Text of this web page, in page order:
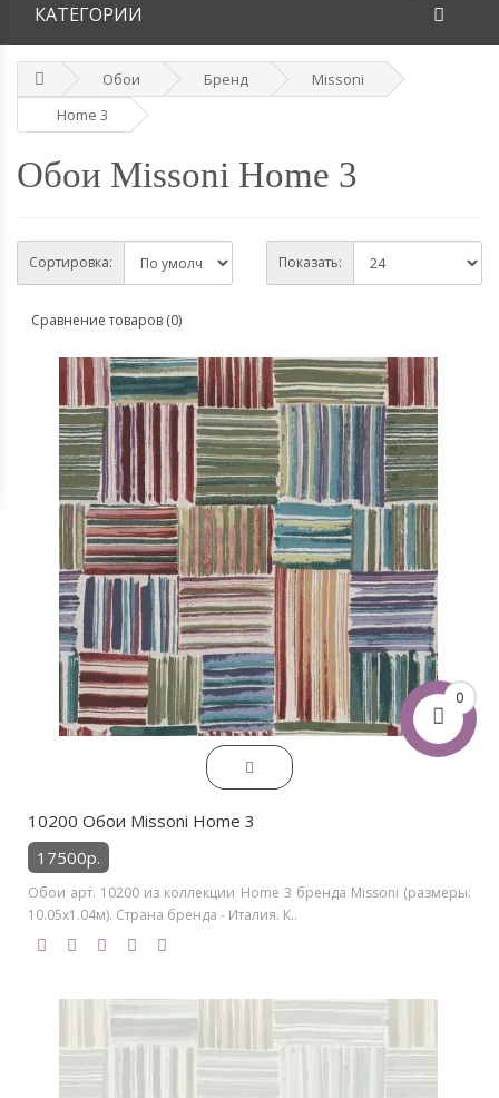
0
КАТЕГОРИИ
Обои Бренд
Missoni
Home 3
Обои Missoni Home 3
Сортировка: Показать:
Сравнение товаров (0)
10200 Обои Missoni Home 3
17500р.
Обои арт. 10200 из коллекции Home 3 бренда Missoni (размеры:
10.05х1.04м). Страна бренда - Италия. К..